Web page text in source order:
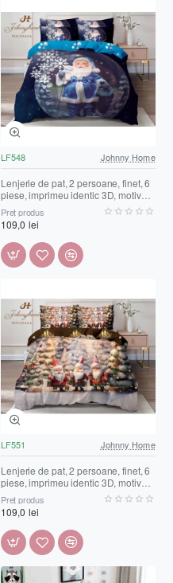
LF548 Johnny Home
Lenjerie de pat, 2 persoane, finet, 6
piese, imprimeu identic 3D, motiv
Crăciun, LF548
Preț produs
109,0 lei
LF551 Johnny Home
Lenjerie de pat, 2 persoane, finet, 6
piese, imprimeu identic 3D, motiv
Crăciun, LF551
Preț produs
109,0 lei